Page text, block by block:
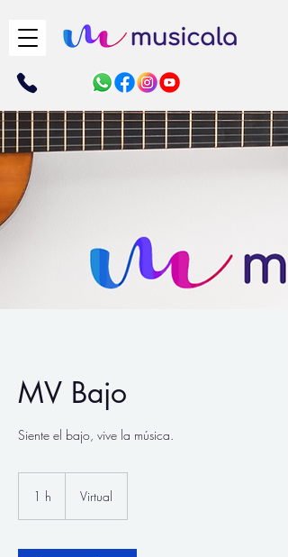
MV Bajo
Siente el bajo, vive la música.
1 h Virtual